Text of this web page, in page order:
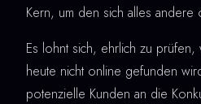
Kern, um den sich alles andere
Es lohnt sich, ehrlich zu
heute nicht online gefunden
potenzielle Kunden an die